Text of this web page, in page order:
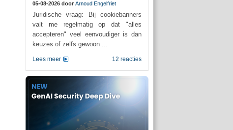
05-08-2026 door Arnoud Engelfriet
Juridische vraag: Bij cookiebanners
valt me regelmatig op dat "alles
accepteren" veel eenvoudiger is dan
keuzes of zelfs gewoon ...
12 reacties
Lees meer